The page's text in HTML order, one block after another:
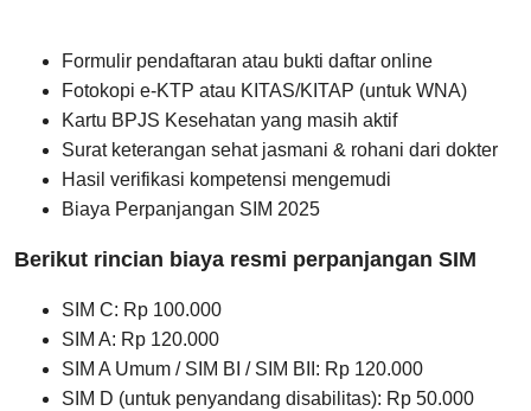
Formulir pendaftaran atau bukti daftar online
Fotokopi e-KTP atau KITAS/KITAP (untuk WNA)
Kartu BPJS Kesehatan yang masih aktif
Surat keterangan sehat jasmani & rohani dari dokter
Hasil verifikasi kompetensi mengemudi
Biaya Perpanjangan SIM 2025
Berikut rincian biaya resmi perpanjangan SIM
SIM C: Rp 100.000
SIM A: Rp 120.000
SIM A Umum / SIM BI / SIM BII: Rp 120.000
SIM D (untuk penyandang disabilitas): Rp 50.000